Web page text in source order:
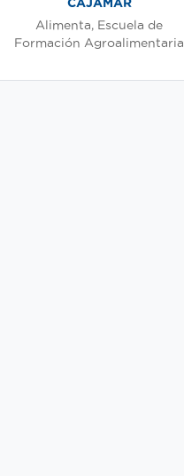
Alimenta, Escuela de
Formación Agroalimentaria